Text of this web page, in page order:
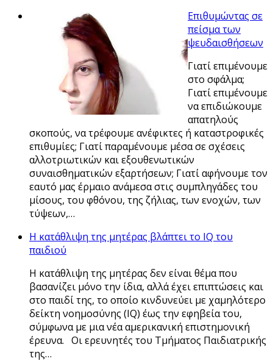
Επιθυμώντας σε
πείσμα των
ψευδαισθήσεων
Γιατί επιμένουμε
στο σφάλμα;
Γιατί επιμένουμε
να επιδιώκουμε
απατηλούς
σκοπούς, να τρέφουμε ανέφικτες ή καταστροφικές
επιθυμίες; Γιατί παραμένουμε μέσα σε σχέσεις
αλλοτριωτικών και εξουθενωτικών
συναισθηματικών εξαρτήσεων; Γιατί αφήνουμε τον
εαυτό μας έρμαιο ανάμεσα στις συμπληγάδες του
μίσους, του φθόνου, της ζήλιας, των ενοχών, των
τύψεων,…
Η κατάθλιψη της μητέρας βλάπτει το IQ του
παιδιού
Η κατάθλιψη της μητέρας δεν είναι θέμα που
βασανίζει μόνο την ίδια, αλλά έχει επιπτώσεις και
στο παιδί της, το οποίο κινδυνεύει με χαμηλότερο
δείκτη νοημοσύνης (IQ) έως την εφηβεία του,
σύμφωνα με μια νέα αμερικανική επιστημονική
έρευνα. Οι ερευνητές του Τμήματος Παιδιατρικής
της…